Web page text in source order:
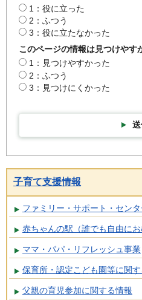
1：役に立った
2：ふつう
3：役に立たなかった
このページの情報は見つけやす
1：見つけやすかった
2：ふつう
3：見つけにくかった
子育て支援情報
ファミリー・サポート・センタ
赤ちゃんの駅（誰でも自由に
ママ・パパ・リフレッシュ事業
保育所・認定こども園等に関
父親の育児参加に関する情報